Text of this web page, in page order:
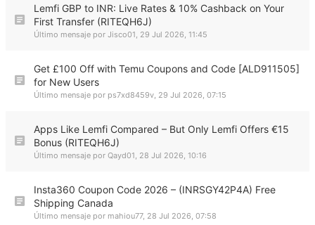
Lemfi GBP to INR: Live Rates & 10% Cashback on Your
First Transfer (RITEQH6J)
Último mensaje por Jisco01, 29 Jul 2026, 11:45
Get £100 Off with Temu Coupons and Code [ALD911505]
for New Users
Último mensaje por ps7xd8459v, 29 Jul 2026, 07:15
Apps Like Lemfi Compared – But Only Lemfi Offers €15
Bonus (RITEQH6J)
Último mensaje por Qayd01, 28 Jul 2026, 10:16
Insta360 Coupon Code 2026 – (INRSGY42P4A) Free
Shipping Canada
Último mensaje por mahiou77, 28 Jul 2026, 07:58